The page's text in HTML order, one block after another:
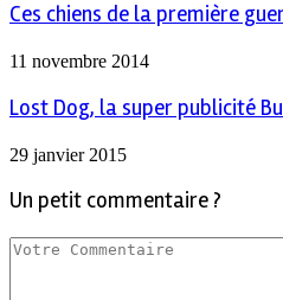
Ces chiens de la première
11 novembre 2014
Lost Dog, la super publicité
29 janvier 2015
Un petit commentaire ?